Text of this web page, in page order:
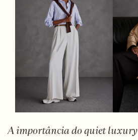
A importância do quiet luxury